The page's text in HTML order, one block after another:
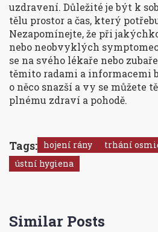
uzdravení. Důležité je být k
tělu prostor a čas, který
Nezapomínejte, že při
nebo neobvyklých
se na svého lékaře nebo
těmito radami a informacemi
o něco snazší a vy se můžete
plnému zdraví a pohodě.
Tags: hojení rány trhání
ústní hygiena
Similar Posts